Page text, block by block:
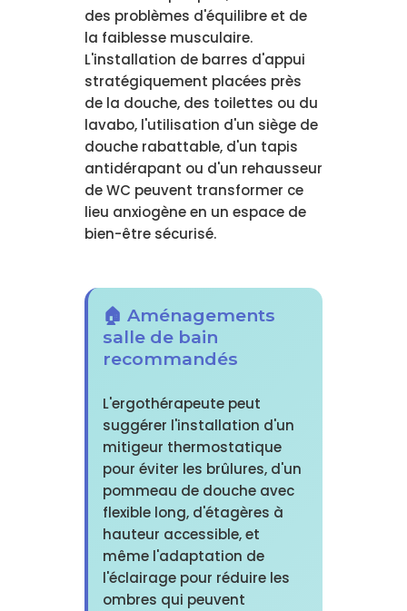
des problèmes d'équilibre et de
la faiblesse musculaire.
L'installation de barres d'appui
stratégiquement placées près
de la douche, des toilettes ou du
lavabo, l'utilisation d'un siège de
douche rabattable, d'un tapis
antidérapant ou d'un rehausseur
de WC peuvent transformer ce
lieu anxiogène en un espace de
bien-être sécurisé.
🏠 Aménagements
salle de bain
recommandés
L'ergothérapeute peut
suggérer l'installation d'un
mitigeur thermostatique
pour éviter les brûlures, d'un
pommeau de douche avec
flexible long, d'étagères à
hauteur accessible, et
même l'adaptation de
l'éclairage pour réduire les
ombres qui peuvent